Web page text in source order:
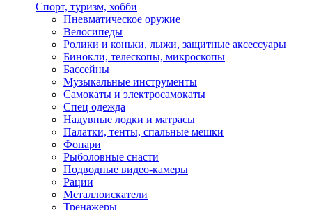
Спорт, туризм, хобби
Пневматическое оружие
Велосипеды
Ролики и коньки, лыжи, защитные аксессуары
Бинокли, телескопы, микроскопы
Бассейны
Музыкальные инструменты
Самокаты и электросамокаты
Спец одежда
Надувные лодки и матрасы
Палатки, тенты, спальные мешки
Фонари
Рыболовные снасти
Подводные видео-камеры
Рации
Металлоискатели
Тренажеры